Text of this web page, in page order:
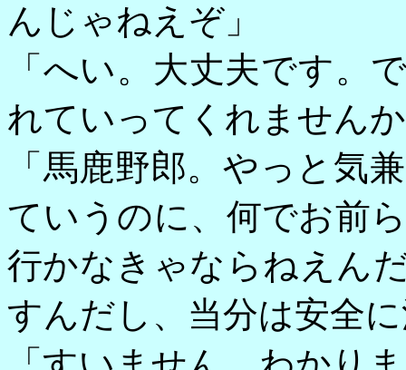
んじゃねえぞ」
「へい。大丈夫です。
れていってくれません
「馬鹿野郎。やっと気
ていうのに、何でお前
行かなきゃならねえん
すんだし、当分は安全